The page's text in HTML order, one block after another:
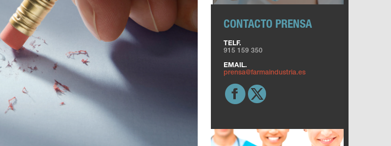
CONTACTO PRENSA
TELF.
915 159 350
EMAIL.
prensa@farmaindustria.es